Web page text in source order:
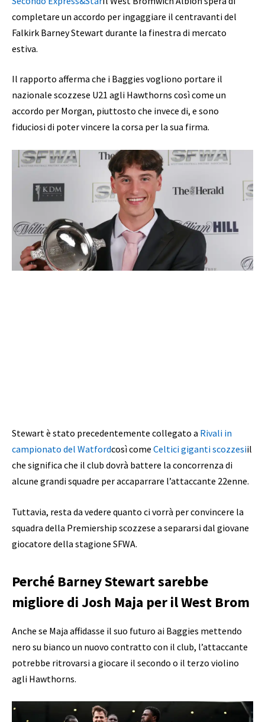
completare un accordo per ingaggiare il centravanti del
Falkirk Barney Stewart durante la finestra di mercato
estiva.
Il rapporto afferma che i Baggies vogliono portare il
nazionale scozzese U21 agli Hawthorns così come un
accordo per Morgan, piuttosto che invece di, e sono
fiduciosi di poter vincere la corsa per la sua firma.
Stewart è stato precedentemente collegato a Rivali in
campionato del Watfordcosì come Celtici giganti scozzesiil
che significa che il club dovrà battere la concorrenza di
alcune grandi squadre per accaparrare l’attaccante 22enne.
Tuttavia, resta da vedere quanto ci vorrà per convincere la
squadra della Premiership scozzese a separarsi dal giovane
giocatore della stagione SFWA.
Perché Barney Stewart sarebbe
migliore di Josh Maja per il West Brom
Anche se Maja affidasse il suo futuro ai Baggies mettendo
nero su bianco un nuovo contratto con il club, l’attaccante
potrebbe ritrovarsi a giocare il secondo o il terzo violino
agli Hawthorns.